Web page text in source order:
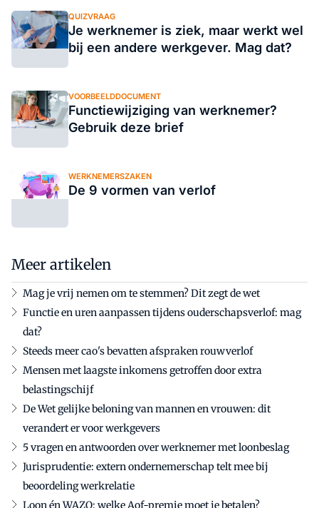
QUIZVRAAG
Je werknemer is ziek, maar werkt wel
bij een andere werkgever. Mag dat?
VOORBEELDDOCUMENT
Functiewijziging van werknemer?
Gebruik deze brief
WERKNEMERSZAKEN
De 9 vormen van verlof
Meer artikelen
Mag je vrij nemen om te stemmen? Dit zegt de wet
Functie en uren aanpassen tijdens ouderschapsverlof: mag
dat?
Steeds meer cao's bevatten afspraken rouwverlof
Mensen met laagste inkomens getroffen door extra
belastingschijf
De Wet gelijke beloning van mannen en vrouwen: dit
verandert er voor werkgevers
5 vragen en antwoorden over werknemer met loonbeslag
Jurisprudentie: extern ondernemerschap telt mee bij
beoordeling werkrelatie
Loon én WAZO: welke Aof-premie moet je betalen?